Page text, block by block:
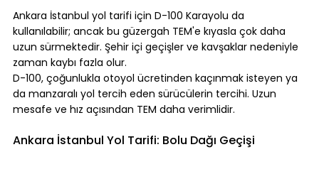
Ankara İstanbul yol tarifi için D-100 Karayolu da
kullanılabilir; ancak bu güzergah TEM'e kıyasla çok daha
uzun sürmektedir. Şehir içi geçişler ve kavşaklar nedeniyle
zaman kaybı fazla olur.
D-100, çoğunlukla otoyol ücretinden kaçınmak isteyen ya
da manzaralı yol tercih eden sürücülerin tercihi. Uzun
mesafe ve hız açısından TEM daha verimlidir.
Ankara İstanbul Yol Tarifi: Bolu Dağı Geçişi